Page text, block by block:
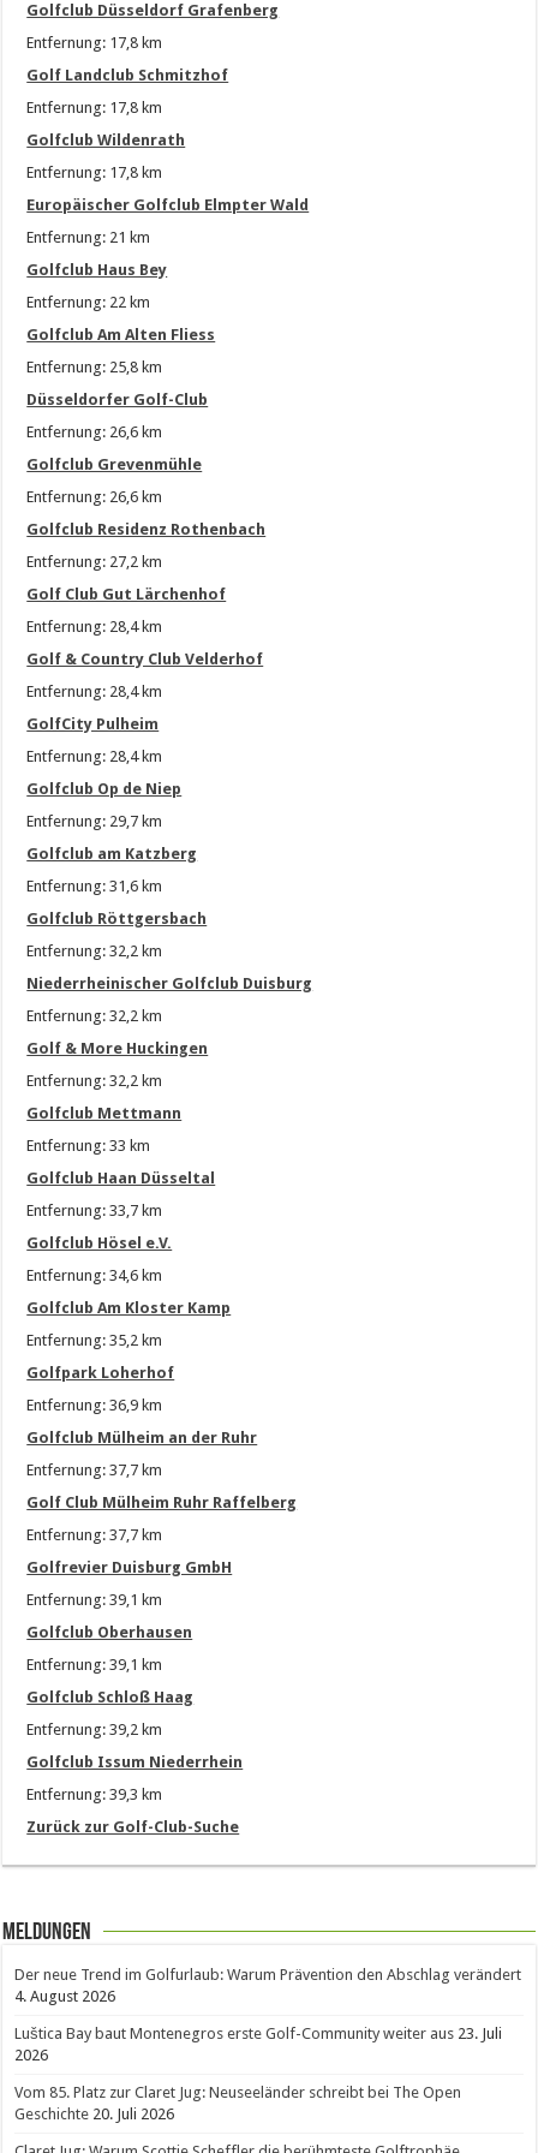
Golfclub Düsseldorf Grafenberg
Entfernung: 17,8 km
Golf Landclub Schmitzhof
Entfernung: 17,8 km
Golfclub Wildenrath
Entfernung: 17,8 km
Europäischer Golfclub Elmpter Wald
Entfernung: 21 km
Golfclub Haus Bey
Entfernung: 22 km
Golfclub Am Alten Fliess
Entfernung: 25,8 km
Düsseldorfer Golf-Club
Entfernung: 26,6 km
Golfclub Grevenmühle
Entfernung: 26,6 km
Golfclub Residenz Rothenbach
Entfernung: 27,2 km
Golf Club Gut Lärchenhof
Entfernung: 28,4 km
Golf & Country Club Velderhof
Entfernung: 28,4 km
GolfCity Pulheim
Entfernung: 28,4 km
Golfclub Op de Niep
Entfernung: 29,7 km
Golfclub am Katzberg
Entfernung: 31,6 km
Golfclub Röttgersbach
Entfernung: 32,2 km
Niederrheinischer Golfclub Duisburg
Entfernung: 32,2 km
Golf & More Huckingen
Entfernung: 32,2 km
Golfclub Mettmann
Entfernung: 33 km
Golfclub Haan Düsseltal
Entfernung: 33,7 km
Golfclub Hösel e.V.
Entfernung: 34,6 km
Golfclub Am Kloster Kamp
Entfernung: 35,2 km
Golfpark Loherhof
Entfernung: 36,9 km
Golfclub Mülheim an der Ruhr
Entfernung: 37,7 km
Golf Club Mülheim Ruhr Raffelberg
Entfernung: 37,7 km
Golfrevier Duisburg GmbH
Entfernung: 39,1 km
Golfclub Oberhausen
Entfernung: 39,1 km
Golfclub Schloß Haag
Entfernung: 39,2 km
Golfclub Issum Niederrhein
Entfernung: 39,3 km
Zurück zur Golf-Club-Suche
Meldungen
Der neue Trend im Golfurlaub: Warum Prävention den Abschlag verändert
4. August 2026
Luštica Bay baut Montenegros erste Golf-Community weiter aus 23. Juli
2026
Vom 85. Platz zur Claret Jug: Neuseeländer schreibt bei The Open
Geschichte 20. Juli 2026